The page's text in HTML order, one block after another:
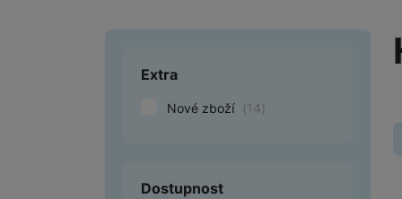
Televize
Audio
Tablety
Upřesnit
Extra
Nové zboží (14)
Dostupnost